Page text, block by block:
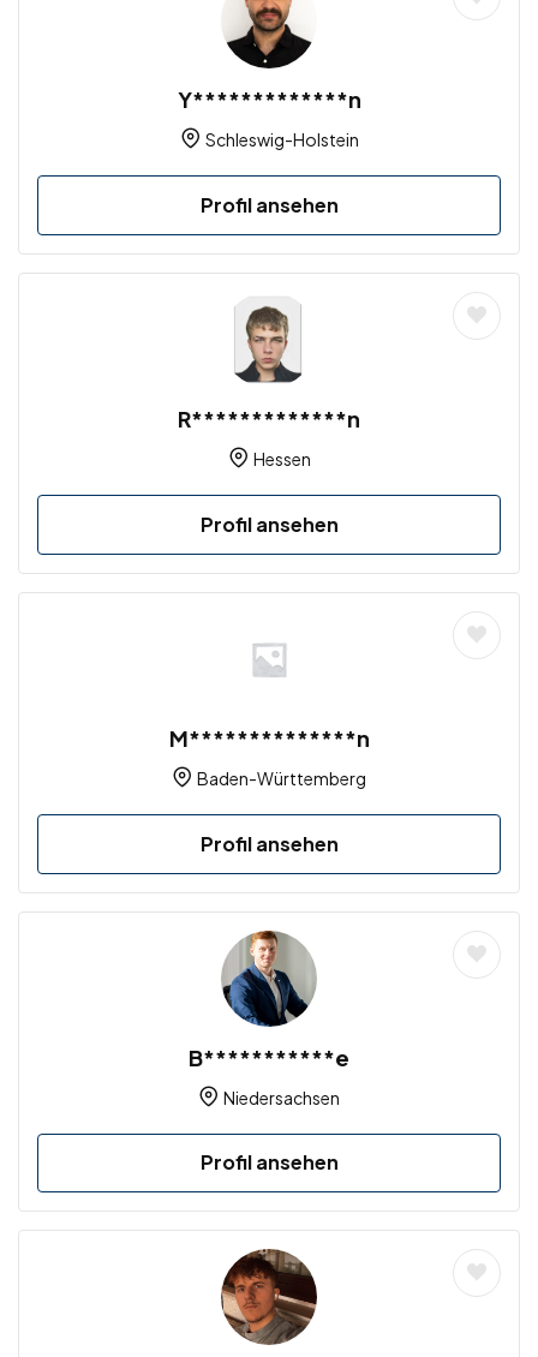
Y*************n
Schleswig-Holstein
Profil ansehen
R*************n
Hessen
Profil ansehen
M**************n
Baden-Württemberg
Profil ansehen
B***********e
Niedersachsen
Profil ansehen